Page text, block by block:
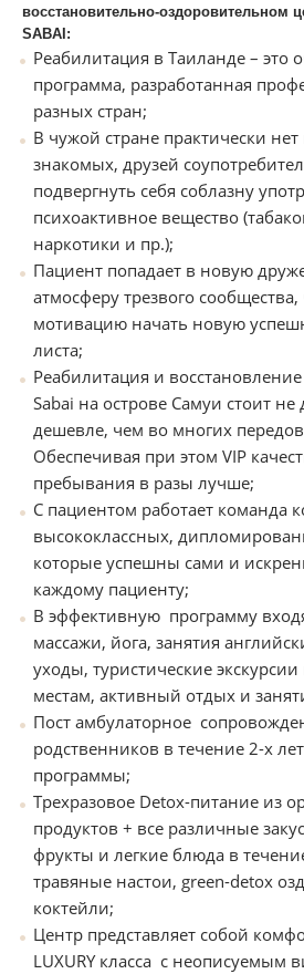
восстановительно-оздоровительном
SABAI:
Реабилитация в Таиланде – это
программа, разработанная
разных стран;
В чужой стране практически
знакомых, друзей
подвергнуть себя соблазну
психоактивное вещество
наркотики и пр.);
Пациент попадает в новую
атмосферу трезвого
мотивацию начать новую
листа;
Реабилитация и
Sabai на острове Самуи стоит
дешевле, чем во многих
Обеспечивая при этом VIP
пребывания в разы лучше;
С пациентом работает команда
высококлассных,
которые успешны сами и
каждому пациенту;
В эффективную программу
массажи, йога, занятия
уходы, туристические
местам, активный отдых и
Пост амбулаторное
родственников в течение 2-х
программы;
Трехразовое Detox-питание из
продуктов + все различные
фрукты и легкие блюда в
травяные настои, green-detox
коктейли;
Центр представляет собой
LUXURY класса с неописуемым